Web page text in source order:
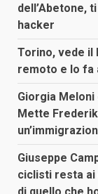
dell’Abetone,
hacker
Torino, vede il
remoto e lo fa
Giorgia
Mette
Giuseppe
ciclisti resta ai
di quello che